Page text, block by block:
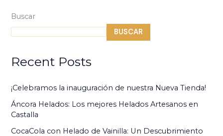
Buscar
BUSCAR
Recent Posts
¡Celebramos la inauguración de nuestra Nueva Tienda!
Áncora Helados: Los mejores Helados Artesanos en
Castalla
CocaCola con Helado de Vainilla: Un Descubrimiento